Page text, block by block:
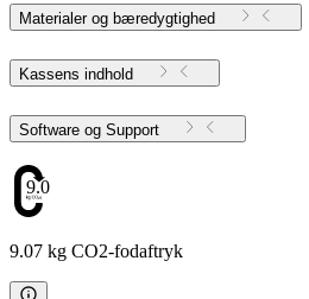
Materialer og bæredygtighed
Kassens indhold
Software og Support
9.07
9.07 kg CO2-fodaftryk